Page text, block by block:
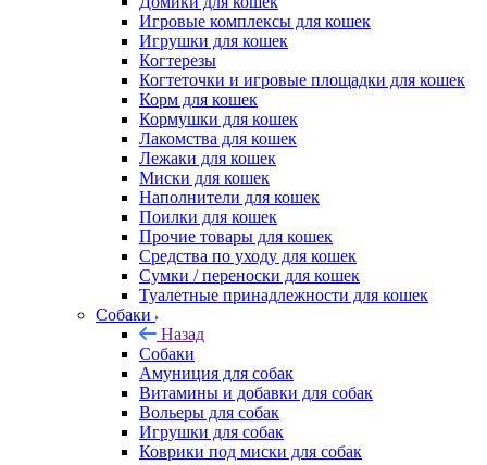
Игровые комплексы для кошек
Игрушки для кошек
Когтерезы
Когтеточки и игровые площадки для кошек
Корм для кошек
Кормушки для кошек
Лакомства для кошек
Лежаки для кошек
Миски для кошек
Наполнители для кошек
Поилки для кошек
Прочие товары для кошек
Средства по уходу для кошек
Сумки / переноски для кошек
Туалетные принадлежности для кошек
Собаки
Назад
Собаки
Амуниция для собак
Витамины и добавки для собак
Вольеры для собак
Игрушки для собак
Коврики под миски для собак